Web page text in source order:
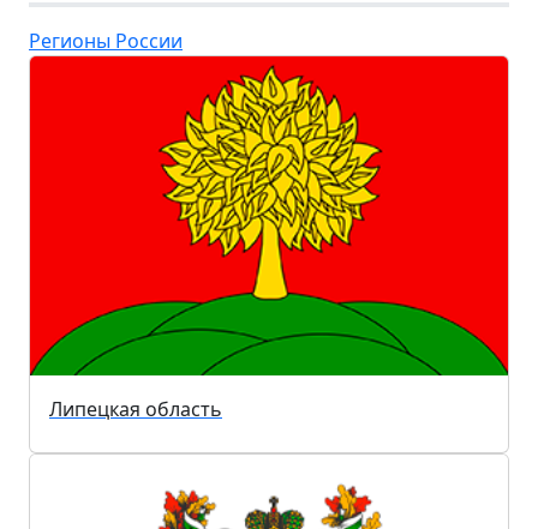
Регионы России
Липецкая область